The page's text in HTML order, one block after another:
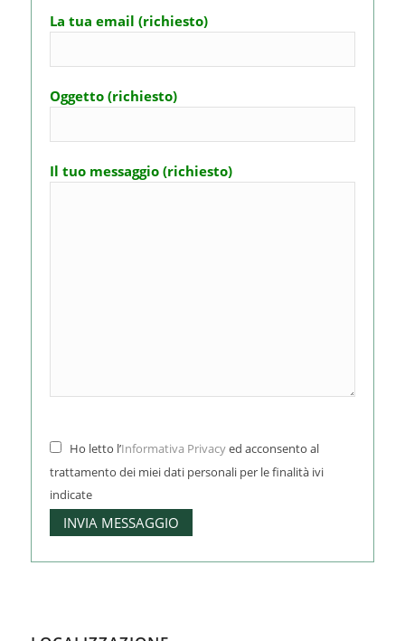
La tua email (richiesto)
Oggetto (richiesto)
Il tuo messaggio (richiesto)
Ho letto l’Informativa Privacyed acconsento al
trattamento dei miei dati personali per le finalità ivi
indicate